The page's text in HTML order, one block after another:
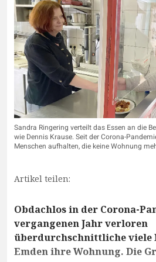
Sandra Ringering verteilt das Essen an die
wie Dennis Krause. Seit der Corona-
Menschen aufhalten, die keine Wohnung
Artikel teilen:
Obdachlos in der Corona-
vergangenen Jahr verloren
überdurchschnittliche viele
Emden ihre Wohnung. Die